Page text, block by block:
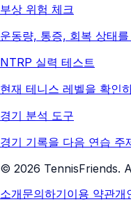
부상 위험 체크
운동량, 통증, 회복 상태
NTRP 실력 테스트
현재 테니스 레벨을 확인
경기 분석 도구
경기 기록을 다음 연습 주
© 2026 TennisFriends.
소개문의하기이용 약관개